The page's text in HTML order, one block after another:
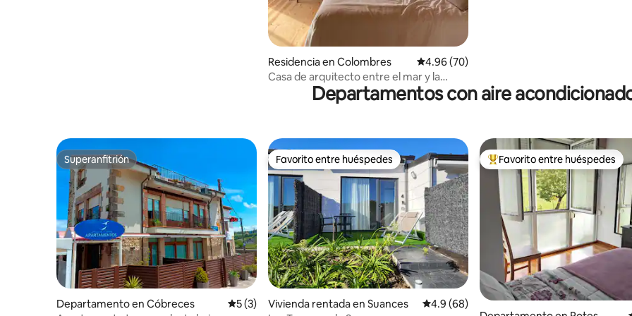
Residencia en Colombres Calificación promedio: 4.96 de 5; 70
4.96 (70)
Casa de arquitecto entre el mar y la
Departamentos con aire
Superanfitrión
Superanfitrión
Departamento en Cóbreces Calificación promedio: 5 de 5; 3 evaluaciones
5 (3)
Favorito entre huéspedes
Favorito entre huéspedes
Vivienda rentada en Suances Calificación promedio: 4.9 de 5; 68
4.9 (68)
De los mejores en Favorito
Favorito entre huéspedes